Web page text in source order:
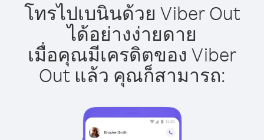
โทรไปเบนินด้วย Viber Out
ได้อย่างง่ายดาย
เมื่อคุณมีเครดิตของ Viber
Out แล้ว คุณก็สามารถ: